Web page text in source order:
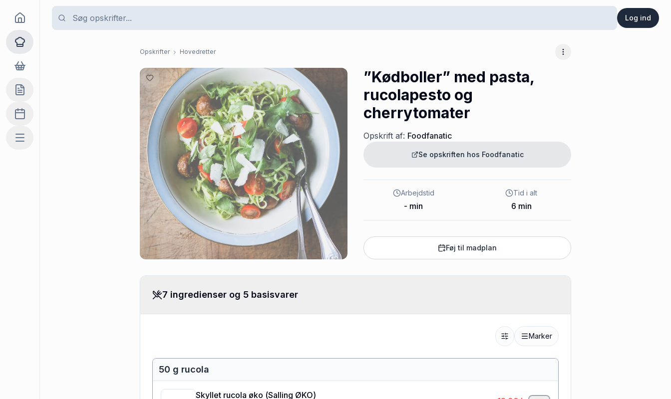
Log ind
Goma
Opskrifter
Dagligvarer
Indkøbslisten
Madplan
Mere
Opskrifter Hovedretter Flere muligheder
”Kødboller” med pasta,
rucolapesto og
cherrytomater
Opskrift af: Foodfanatic
Se opskriften hos Foodfanatic
Arbejdstid
- min
Tid i alt
6 min
Føj til madplan
7 ingredienser og 5 basisvarer
Marker
50 g rucola
Skyllet rucola øko (Salling ØKO)